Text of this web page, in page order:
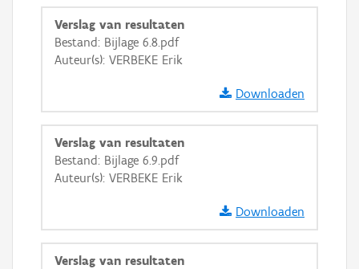
Verslag van resultaten
Bestand: Bijlage 6.8.pdf
Auteur(s): VERBEKE Erik
Downloaden
Verslag van resultaten
Bestand: Bijlage 6.9.pdf
Auteur(s): VERBEKE Erik
Downloaden
Verslag van resultaten